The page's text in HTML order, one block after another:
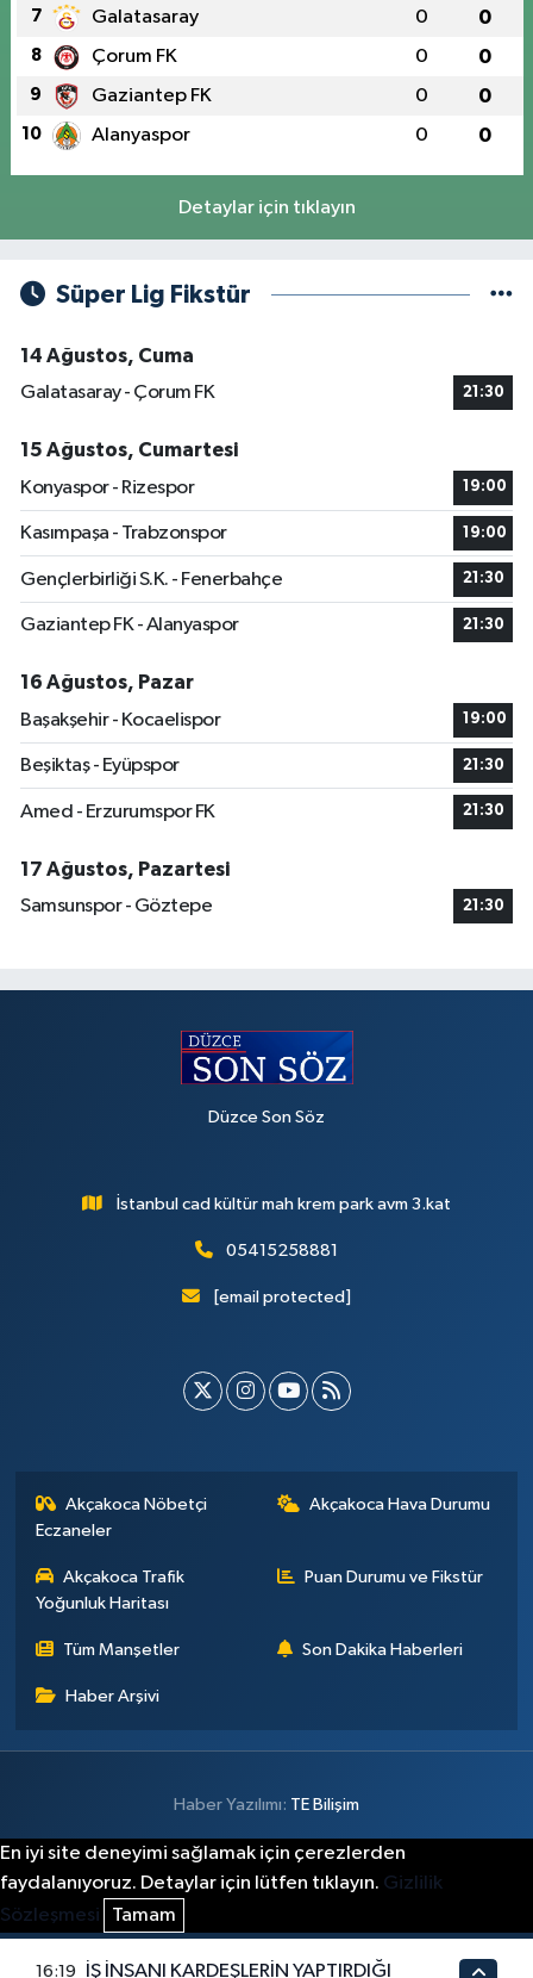
7 Galatasaray 0 0
8 Çorum FK 0 0
9 Gaziantep FK 0 0
10 Alanyaspor 0 0
Detaylar için tıklayın
Süper Lig Fikstür
14 Ağustos, Cuma
Galatasaray - Çorum FK
21:30
15 Ağustos, Cumartesi
Konyaspor - Rizespor
19:00
Kasımpaşa - Trabzonspor 19:00
Gençlerbirliği S.K. - Fenerbahçe 21:30
Gaziantep FK - Alanyaspor 21:30
16 Ağustos, Pazar
Başakşehir - Kocaelispor
19:00
Beşiktaş - Eyüpspor 21:30
Amed - Erzurumspor FK 21:30
17 Ağustos, Pazartesi
Samsunspor - Göztepe
21:30
Düzce Son Söz
İstanbul cad kültür mah krem park avm 3.kat
05415258881
[email protected]
Akçakoca Nöbetçi
Eczaneler
Akçakoca Hava Durumu
Akçakoca Trafik
Yoğunluk Haritası
Puan Durumu ve Fikstür
Tüm Manşetler Son Dakika Haberleri
Haber Arşivi
Haber Yazılımı: TE Bilişim
En iyi site deneyimi sağlamak için çerezlerden
faydalanıyoruz. Detaylar için lütfen tıklayın. Gizlilik
Sözleşmesi
Tamam
16:19 İŞ İNSANI KARDEŞLERİN YAPTIRDIĞI